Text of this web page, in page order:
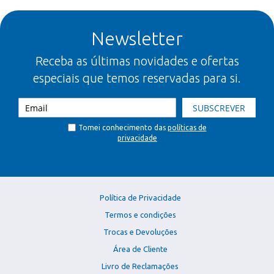
Newsletter
Receba as últimas novidades e ofertas
especiais que temos reservadas para si.
SUBSCREVER
Tomei conhecimento das políticas de
privacidade
Política de Privacidade
Termos e condições
Trocas e Devoluções
Área de Cliente
Livro de Reclamações